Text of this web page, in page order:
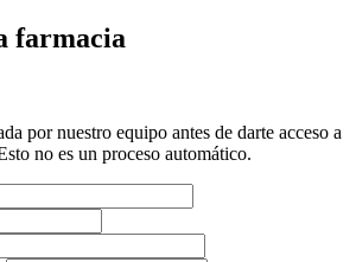
farmacia
por nuestro equipo antes de darte acceso a
no es un proceso automático.